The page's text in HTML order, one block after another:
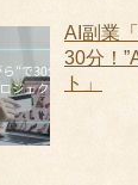
AI副業
30分！
ト」